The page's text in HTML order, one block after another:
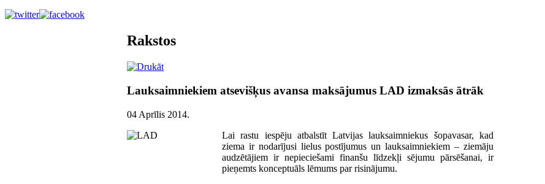
Rakstos
Lauksaimniekiem atsevišķus avansa maksājumus LAD izmaksās ātrāk
04 Aprīlis 2014.
Lai rastu iespēju atbalstīt Latvijas lauksaimniekus šopavasar, kad
ziema ir nodarījusi lielus postījumus un lauksaimniekiem – ziemāju
audzētājiem ir nepieciešami finanšu līdzekļi sējumu pārsēšanai, ir
pieņemts konceptuāls lēmums par risinājumu.